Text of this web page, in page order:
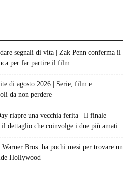
segnali di vita | Zak Penn conferma il
per far partire il film
di agosto 2026 | Serie, film e
da non perdere
riapre una vecchia ferita | Il finale
il dettaglio che coinvolge i due più amati
Bros. ha pochi mesi per trovare un
Hollywood